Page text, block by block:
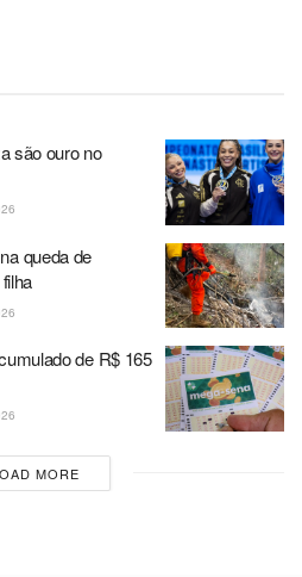
são ouro no
queda de
de R$ 165
MORE